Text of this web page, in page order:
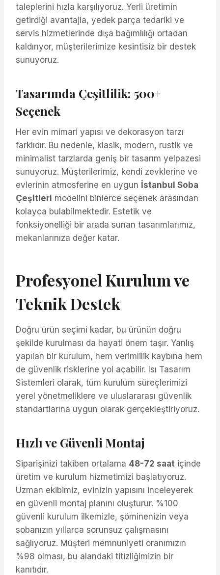
taleplerini hızla karşılıyoruz. Yerli üretimin
getirdiği avantajla, yedek parça tedariki ve
servis hizmetlerinde dışa bağımlılığı ortadan
kaldırıyor, müşterilerimize kesintisiz bir destek
sunuyoruz.
Tasarımda Çeşitlilik: 500+
Seçenek
Her evin mimari yapısı ve dekorasyon tarzı
farklıdır. Bu nedenle, klasik, modern, rustik ve
minimalist tarzlarda geniş bir tasarım yelpazesi
sunuyoruz. Müşterilerimiz, kendi zevklerine ve
evlerinin atmosferine en uygun İstanbul Soba
Çeşitleri modelini binlerce seçenek arasından
kolayca bulabilmektedir. Estetik ve
fonksiyonelliği bir arada sunan tasarımlarımız,
mekanlarınıza değer katar.
Profesyonel Kurulum ve
Teknik Destek
Doğru ürün seçimi kadar, bu ürünün doğru
şekilde kurulması da hayati önem taşır. Yanlış
yapılan bir kurulum, hem verimlilik kaybına hem
de güvenlik risklerine yol açabilir. Isı Tasarım
Sistemleri olarak, tüm kurulum süreçlerimizi
yerel yönetmeliklere ve uluslararası güvenlik
standartlarına uygun olarak gerçekleştiriyoruz.
Hızlı ve Güvenli Montaj
Siparişinizi takiben ortalama 48-72 saat içinde
üretim ve kurulum hizmetimizi başlatıyoruz.
Uzman ekibimiz, evinizin yapısını inceleyerek
en güvenli montaj planını oluşturur. %100
güvenli kurulum ilkemizle, şöminenizin veya
sobanızın yıllarca sorunsuz çalışmasını
sağlıyoruz. Müşteri memnuniyeti oranımızın
%98 olması, bu alandaki titizliğimizin bir
kanıtıdır.